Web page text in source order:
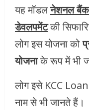
यह मॉडलनेशनल बैंक
डेवलपमेंटकी
लोग इस योजना को
योजनाके रूप में भी
लोग इसे KCC
नाम से भी जानते हैं।